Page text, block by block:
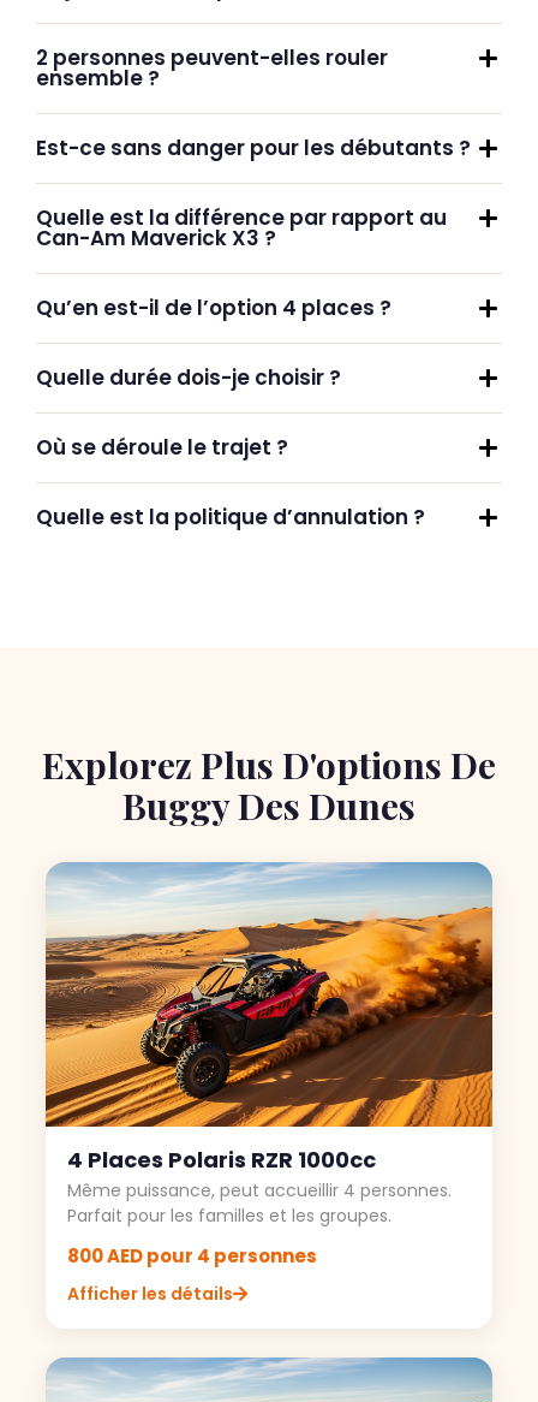
2 personnes peuvent-elles rouler
ensemble ?
Est-ce sans danger pour les débutants ?
Quelle est la différence par rapport au
Can-Am Maverick X3 ?
Qu’en est-il de l’option 4 places ?
Quelle durée dois-je choisir ?
Où se déroule le trajet ?
Quelle est la politique d’annulation ?
Explorez Plus D'options De
Buggy Des Dunes
4 Places Polaris RZR 1000cc
Même puissance, peut accueillir 4 personnes.
Parfait pour les familles et les groupes.
800 AED pour 4 personnes
Afficher les détails